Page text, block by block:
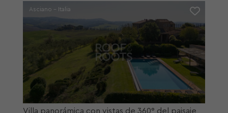
Asciano - Italia
Villa panorámica con vistas de 360° del paisaje